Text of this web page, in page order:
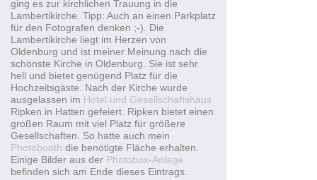
ging es zur kirchlichen Trauung in die
Lambertikirche. Tipp: Auch an einen Parkplatz
für den Fotografen denken ;-). Die
Lambertikirche liegt im Herzen von
Oldenburg und ist meiner Meinung nach die
schönste Kirche in Oldenburg. Sie ist sehr
hell und bietet genügend Platz für die
Hochzeitsgäste. Nach der Kirche wurde
ausgelassen im Hotel und Gesellschaftshaus
Ripken in Hatten gefeiert. Ripken bietet einen
großen Raum mit viel Platz für größere
Gesellschaften. So hatte auch mein
Photobooth die benötigte Fläche erhalten.
Einige Bilder aus der Photobox-Anlage
befinden sich am Ende dieses Eintrags.